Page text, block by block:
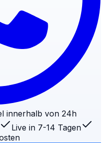
innerhalb von 24h
Live in 7-14 Tagen